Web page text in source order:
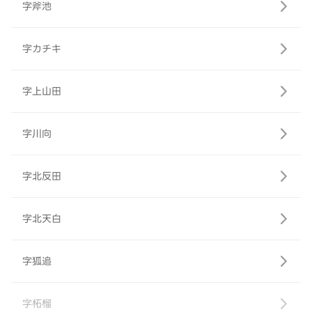
字斧池
字カチキ
字上山田
字川向
字北反田
字北天白
字狐追
字柘榴